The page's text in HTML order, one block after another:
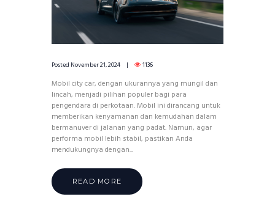
Posted November 21, 2024 1136
Mobil city car, dengan ukurannya yang mungil dan
lincah, menjadi pilihan populer bagi para
pengendara di perkotaan. Mobil ini dirancang untuk
memberikan kenyamanan dan kemudahan dalam
bermanuver di jalanan yang padat. Namun, agar
performa mobil lebih stabil, pastikan Anda
mendukungnya dengan...
READ MORE